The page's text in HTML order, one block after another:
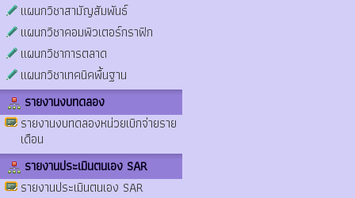
แผนกวิชาสามัญสัมพันธ์
แผนกวิชาคอมพิวเตอร์กราฟิก
แผนกวิชาการตลาด
แผนกวิชาเทคนิคพื้นฐาน
รายงานงบทดลอง
รายงานงบทดลองหน่วยเบิกจ่ายราย
เดือน
รายงานประเมินตนเอง SAR
รายงานประเมินตนเอง SAR